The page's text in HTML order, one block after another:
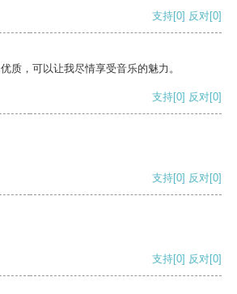
支持[0] 反对[0]
质，可以让我尽情享受音乐的魅力。
支持[0] 反对[0]
支持[0] 反对[0]
支持[0] 反对[0]